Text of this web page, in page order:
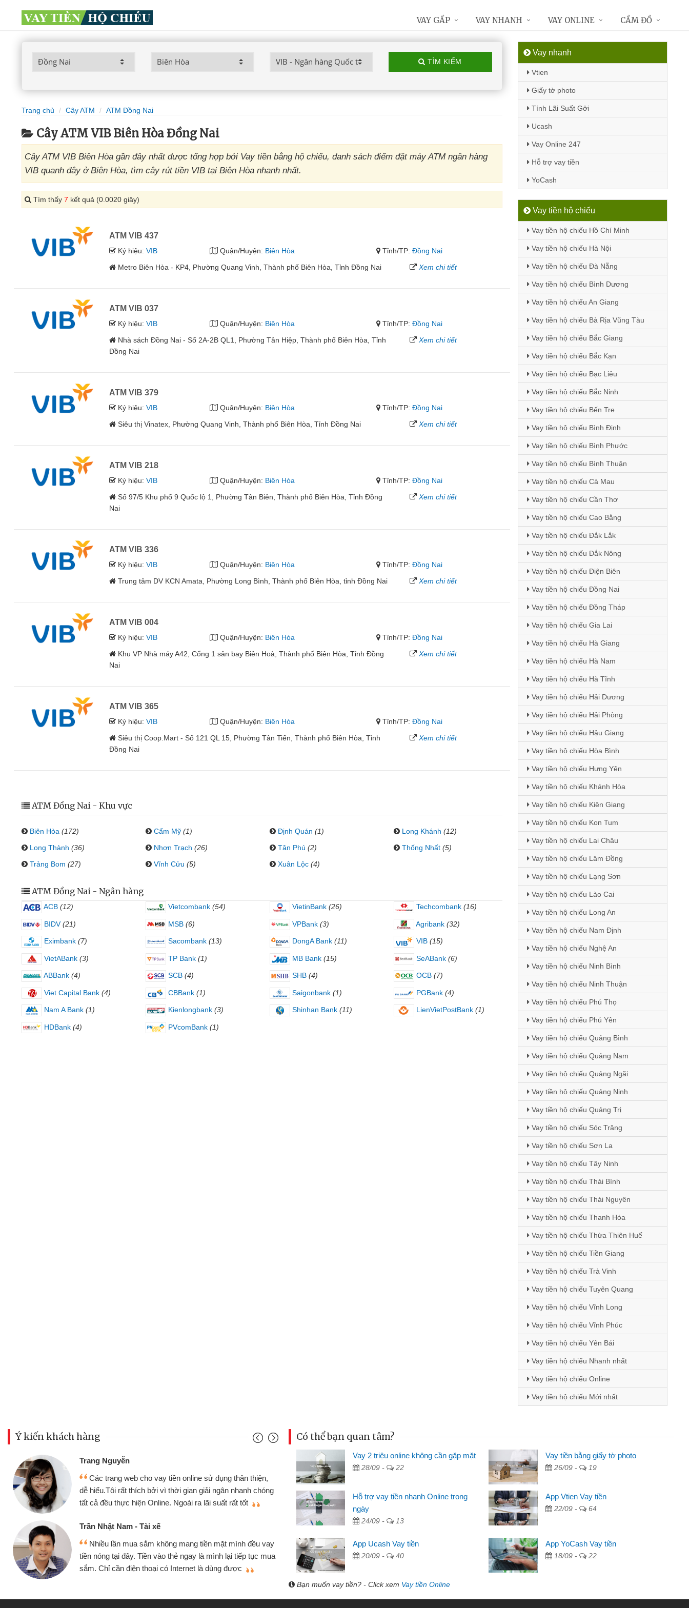
TÌM KIẾM
Trang chủ Cây ATM ATM Đồng Nai
Cây ATM VIB Biên Hòa Đồng Nai
Cây ATM VIB Biên Hòa gần đây nhất được tổng hợp bởi Vay tiền bằng hộ chiếu, danh sách điểm đặt máy ATM ngân hàng
VIB quanh đây ở Biên Hòa, tìm cây rút tiền VIB tại Biên Hòa nhanh nhất.
Tìm thấy 7 kết quả (0.0020 giây)
ATM VIB 437
Ký hiệu:VIB Quận/Huyện: Biên Hòa Tỉnh/TP:Đồng Nai
Metro Biên Hòa - KP4, Phường Quang Vinh, Thành phố Biên Hòa, Tỉnh Đồng Nai
Xem chi tiết
ATM VIB 037
Ký hiệu:VIB Quận/Huyện: Biên Hòa Tỉnh/TP:Đồng Nai
Nhà sách Đồng Nai - Số 2A-2B QL1, Phường Tân Hiệp, Thành phố Biên Hòa, Tỉnh
Đồng Nai
Xem chi tiết
ATM VIB 379
Ký hiệu:VIB Quận/Huyện: Biên Hòa Tỉnh/TP:Đồng Nai
Siêu thị Vinatex, Phường Quang Vinh, Thành phố Biên Hòa, Tỉnh Đồng Nai
Xem chi tiết
ATM VIB 218
Ký hiệu:VIB Quận/Huyện: Biên Hòa Tỉnh/TP:Đồng Nai
Số 97/5 Khu phố 9 Quốc lộ 1, Phường Tân Biên, Thành phố Biên Hòa, Tỉnh Đồng
Nai
Xem chi tiết
ATM VIB 336
Ký hiệu:VIB Quận/Huyện: Biên Hòa Tỉnh/TP:Đồng Nai
Trung tâm DV KCN Amata, Phường Long Bình, Thành phố Biên Hòa, tỉnh Đồng Nai
Xem chi tiết
ATM VIB 004
Ký hiệu:VIB Quận/Huyện: Biên Hòa Tỉnh/TP:Đồng Nai
Khu VP Nhà máy A42, Cổng 1 sân bay Biên Hoà, Thành phố Biên Hòa, Tỉnh Đồng
Nai
Xem chi tiết
ATM VIB 365
Ký hiệu:VIB Quận/Huyện: Biên Hòa Tỉnh/TP:Đồng Nai
Siêu thị Coop.Mart - Số 121 QL 15, Phường Tân Tiến, Thành phố Biên Hòa, Tỉnh
Đồng Nai
Xem chi tiết
ATM Đồng Nai - Khu vực
Biên Hòa (172) Cẩm Mỹ (1) Định Quán (1) Long Khánh (12)
Long Thành (36) Nhơn Trạch (26) Tân Phú (2) Thống Nhất (5)
Trảng Bom (27) Vĩnh Cửu (5) Xuân Lộc (4)
ATM Đồng Nai - Ngân hàng
ACB (12) Vietcombank (54) VietinBank (26) Techcombank (16)
BIDV (21) MSB (6) VPBank (3) Agribank (32)
Eximbank (7) Sacombank (13) DongA Bank (11) VIB (15)
VietABank (3) TP Bank (1) MB Bank (15) SeABank (6)
ABBank (4) SCB (4) SHB (4) OCB (7)
Viet Capital Bank (4) CBBank (1) Saigonbank (1) PGBank (4)
Nam A Bank (1) Kienlongbank (3) Shinhan Bank (11) LienVietPostBank (1)
HDBank (4) PVcomBank (1)
Vay nhanh
Vtien
Giấy tờ photo
Tính Lãi Suất Gởi
Ucash
Vay Online 247
Hỗ trợ vay tiền
YoCash
Vay tiền hộ chiếu
Vay tiền hộ chiếu Hồ Chí Minh
Vay tiền hộ chiếu Hà Nội
Vay tiền hộ chiếu Đà Nẵng
Vay tiền hộ chiếu Bình Dương
Vay tiền hộ chiếu An Giang
Vay tiền hộ chiếu Bà Rịa Vũng Tàu
Vay tiền hộ chiếu Bắc Giang
Vay tiền hộ chiếu Bắc Kạn
Vay tiền hộ chiếu Bạc Liêu
Vay tiền hộ chiếu Bắc Ninh
Vay tiền hộ chiếu Bến Tre
Vay tiền hộ chiếu Bình Định
Vay tiền hộ chiếu Bình Phước
Vay tiền hộ chiếu Bình Thuận
Vay tiền hộ chiếu Cà Mau
Vay tiền hộ chiếu Cần Thơ
Vay tiền hộ chiếu Cao Bằng
Vay tiền hộ chiếu Đắk Lắk
Vay tiền hộ chiếu Đắk Nông
Vay tiền hộ chiếu Điện Biên
Vay tiền hộ chiếu Đồng Nai
Vay tiền hộ chiếu Đồng Tháp
Vay tiền hộ chiếu Gia Lai
Vay tiền hộ chiếu Hà Giang
Vay tiền hộ chiếu Hà Nam
Vay tiền hộ chiếu Hà Tĩnh
Vay tiền hộ chiếu Hải Dương
Vay tiền hộ chiếu Hải Phòng
Vay tiền hộ chiếu Hậu Giang
Vay tiền hộ chiếu Hòa Bình
Vay tiền hộ chiếu Hưng Yên
Vay tiền hộ chiếu Khánh Hòa
Vay tiền hộ chiếu Kiên Giang
Vay tiền hộ chiếu Kon Tum
Vay tiền hộ chiếu Lai Châu
Vay tiền hộ chiếu Lâm Đồng
Vay tiền hộ chiếu Lạng Sơn
Vay tiền hộ chiếu Lào Cai
Vay tiền hộ chiếu Long An
Vay tiền hộ chiếu Nam Định
Vay tiền hộ chiếu Nghệ An
Vay tiền hộ chiếu Ninh Bình
Vay tiền hộ chiếu Ninh Thuận
Vay tiền hộ chiếu Phú Thọ
Vay tiền hộ chiếu Phú Yên
Vay tiền hộ chiếu Quảng Bình
Vay tiền hộ chiếu Quảng Nam
Vay tiền hộ chiếu Quảng Ngãi
Vay tiền hộ chiếu Quảng Ninh
Vay tiền hộ chiếu Quảng Trị
Vay tiền hộ chiếu Sóc Trăng
Vay tiền hộ chiếu Sơn La
Vay tiền hộ chiếu Tây Ninh
Vay tiền hộ chiếu Thái Bình
Vay tiền hộ chiếu Thái Nguyên
Vay tiền hộ chiếu Thanh Hóa
Vay tiền hộ chiếu Thừa Thiên Huế
Vay tiền hộ chiếu Tiền Giang
Vay tiền hộ chiếu Trà Vinh
Vay tiền hộ chiếu Tuyên Quang
Vay tiền hộ chiếu Vĩnh Long
Vay tiền hộ chiếu Vĩnh Phúc
Vay tiền hộ chiếu Yên Bái
Vay tiền hộ chiếu Nhanh nhất
Vay tiền hộ chiếu Online
Vay tiền hộ chiếu Mới nhất
VAY GẤP VAY NHANH VAY ONLINE CẦM ĐỒ
Ý kiến khách hàng
dụng thân thiện,
nhanh chóng
suất rất tốt
mặt mình đều vay
lại tiếp tục mua
được
Mình cần tiền gấp nên định cầm cố chiếc xe wave
nhưng thật may đã có gói vay tiền bằng CMND online
không cần gặp mặt nên rất tiện lợi, sẽ giới thiệu cho bạn
Tôi kinh doanh buôn bán nhỏ lẻ nhiều lúc cần vốn nhập
hàng, nhờ biết đến website qua bạn bè giới thiệu tôi đã giải
quyết được công việc của mình nhanh chóng
Mai Lan - Sinh viên
Tôi biết đến thông qua quảng cáo trên facebook. Tôi là
sinh viên nên cần đóng tiền nhà, sinh nhật bạn bè, mà đọc
thấy thủ tục nhanh gọn nên tôi quyết định vay
Mất 2 tuần các ngân hàng không ai cho vay. Trong khi
cần có 2 triệu để giải quyết việc riêng, trong 1-2 ngày tôi trả
được thôi. Cảm ơn đã giúp tôi kịp thời và nhanh chóng
Có thể bạn quan tâm?
Vay 2 triệu online không cần gặp mặt
28/09 - 22
Vay tiền bằng giấy tờ photo
26/09 - 19
Hỗ trợ vay tiền nhanh Online trong
ngày
24/09 - 13
App Vtien Vay tiền
22/09 - 64
App Ucash Vay tiền
20/09 - 40
App YoCash Vay tiền
18/09 - 22
Bạn muốn vay tiền? - Click xem Vay tiền Online